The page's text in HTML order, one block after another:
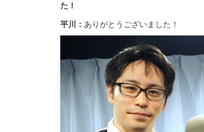
た！
平川： ありがとうございました！